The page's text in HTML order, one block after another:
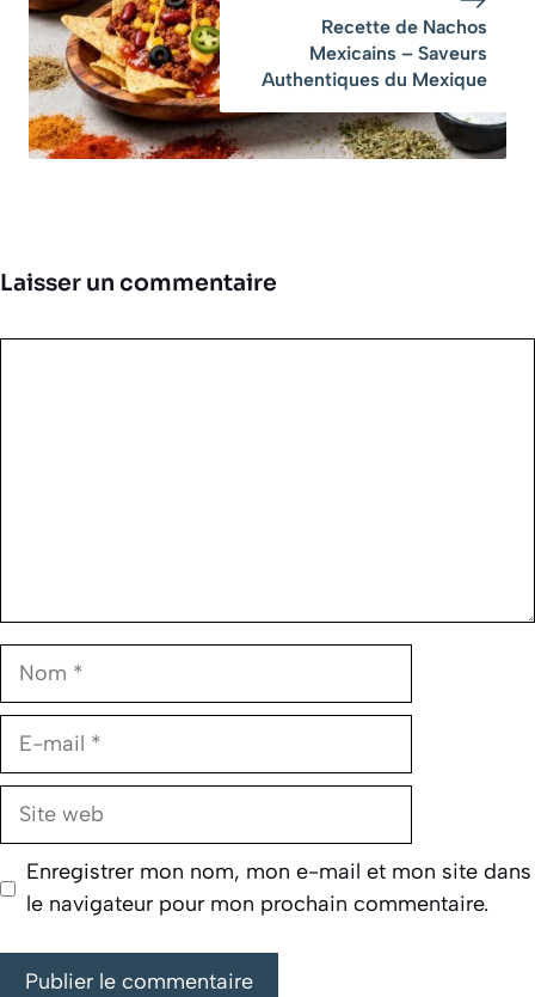
Recette de Nachos
Mexicains – Saveurs
Authentiques du Mexique
Laisser un commentaire
Nom
E-
Site
Enregistrer mon nom, mon e-mail et mon site dans
le navigateur pour mon prochain commentaire.